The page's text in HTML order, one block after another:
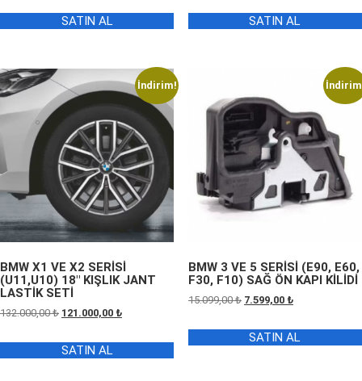
132.000,00 ₺.fiyat:
121.000,00 ₺.
SATIN AL
37.399,00 ₺.fiyat:
18.699,00 ₺.
SATIN AL
İndirim!
BMW X1 VE X2 SERİSİ
(U11,U10) 18″ KIŞLIK JANT
LASTİK SETİ
132.000,00₺ Orijinal
132.000,00 ₺.
121.000,00 ₺Şu
fiyat:
121.000,00 ₺.
SATIN AL
BMW 3 VE 5 SERİSİ (E90, E60,
F30, F10) SAĞ ÖN KAPI KİLİDİ
15.099,00₺ Orijinal
15.099,00 ₺.
7.599,00 ₺Şu
fiyat:
7.599,00 ₺.
SATIN AL